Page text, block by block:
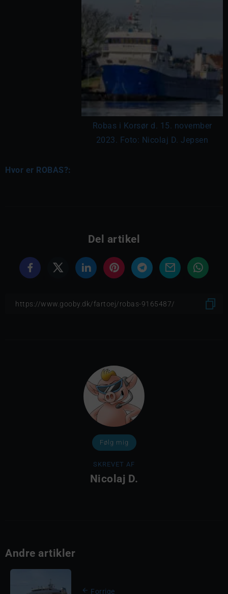
Robas i Korsør d. 15. november
2023. Foto: Nicolaj D. Jepsen
Hvor er ROBAS?:
Del artikel
Følg mig
SKREVET AF
Nicolaj D.
Andre artikler
Forrige